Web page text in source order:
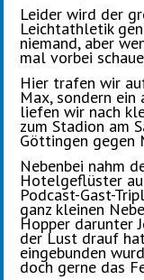
Leider wird der
Leichtathletik
niemand, aber
mal vorbei
Hier trafen wir
Max, sondern ein
liefen wir nach
zum Stadion am
Göttingen gegen
Nebenbei nahm
Hotelgeflüster
Podcast-Gast-
ganz kleinen
Hopper darunter
der Lust drauf
eingebunden
doch gerne das